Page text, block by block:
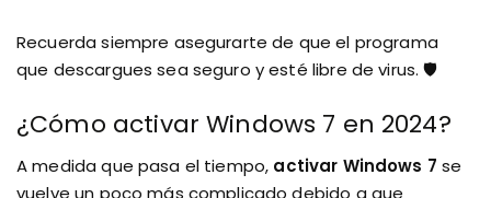
Recuerda siempre asegurarte de que el programa
que descargues sea seguro y esté libre de virus. 🛡️
¿Cómo activar Windows 7 en 2024?
A medida que pasa el tiempo, activar Windows 7 se
vuelve un poco más complicado debido a que